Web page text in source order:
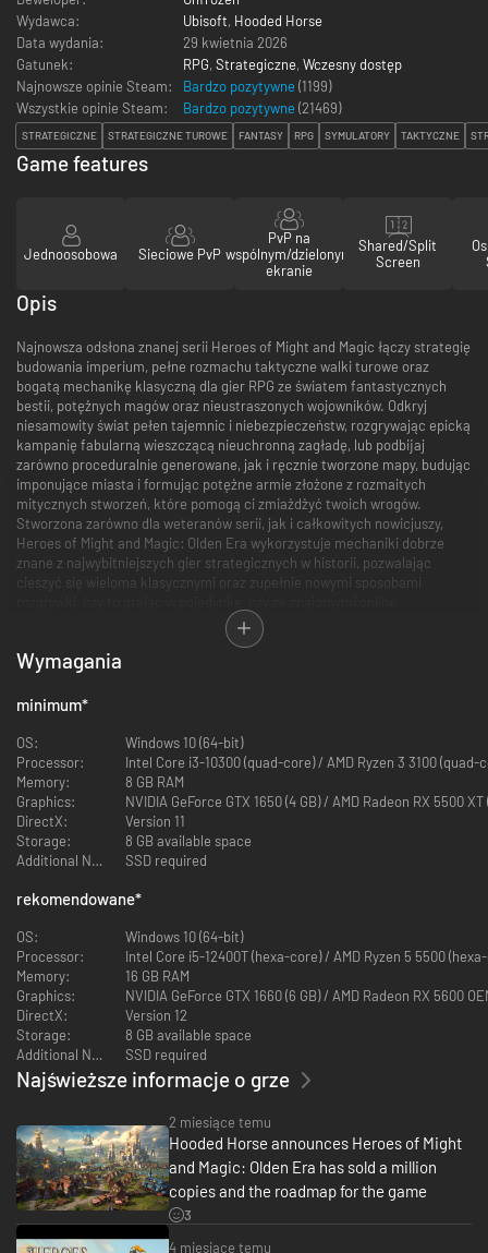
Wydawca:
Ubisoft, Hooded Horse
Data wydania:
29 kwietnia 2026
Gatunek:
RPG, Strategiczne, Wczesny dostęp
Najnowsze opinie Steam:
Bardzo pozytywne (1199)
Wszystkie opinie Steam:
Bardzo pozytywne (21469)
STRATEGICZNE STRATEGICZNE TUROWE FANTASY RPG SYMULATORY TAKTYCZNE
Game features
Jednoosobowa Sieciowe PvP
PvP na
wspólnym/dzielonym
ekranie
Shared/Split
Screen
Opis
Najnowsza odsłona znanej serii Heroes of Might and Magic łączy strategię
budowania imperium, pełne rozmachu taktyczne walki turowe oraz
bogatą mechanikę klasyczną dla gier RPG ze światem fantastycznych
bestii, potężnych magów oraz nieustraszonych wojowników. Odkryj
niesamowity świat pełen tajemnic i niebezpieczeństw, rozgrywając epicką
kampanię fabularną wieszczącą nieuchronną zagładę, lub podbijaj
zarówno proceduralnie generowane, jak i ręcznie tworzone mapy, budując
imponujące miasta i formując potężne armie złożone z rozmaitych
mitycznych stworzeń, które pomogą ci zmiażdżyć twoich wrogów.
Stworzona zarówno dla weteranów serii, jak i całkowitych nowicjuszy,
Heroes of Might and Magic: Olden Era wykorzystuje mechaniki dobrze
znane z najwybitniejszych gier strategicznych w historii, pozwalając
cieszyć się wieloma klasycznymi oraz zupełnie nowymi sposobami
Wybieraj sojuszników spomiędzy sześciu potężnych frakcji, by zapewnić
sobie zwycięstwo w świecie, w którym dzielni bohaterowie dowodzą
armiami składającymi się z mocarnych wojowników oraz magicznych
stworzeń. Od rycerzy służących Świątyni i władających mocami żywiołów
istot zamieszkujących Knieję po ziejące ogniem smoki charakterystyczne
dla Lochu oraz ożywione trupy na usługach Nekropolii, każda frakcja
wprowadza na pole bitwy swoje własne, wyjątkowe jednostki oraz
bohaterów.
Każda frakcja w grze Olden Era posiada wiele różnych, wyjątkowych
jednostek, które możesz dopasować do swojego stylu gry oraz
preferencji strategicznych. Czy zechcesz ustawić na czele swojej
armii śmiertelnie niebezpieczne, lecz kruche wampiry i lisze,
mogące uszczuplać siły wrogów wraz z każdym atakiem oraz
wysysać ich siły życiowe, by ożywiać poległych towarzyszy broni? A
może wolisz solidniejszych wojowników, takich jak szlachetne gryfy
Wymagania
minimum*
OS:
Windows 10 (64-bit)
Processor:
Intel Core i3-10300 (quad-core) / AMD Ryzen 3 3100 (quad-
Memory:
8 GB RAM
Graphics:
NVIDIA GeForce GTX 1650 (4 GB) / AMD Radeon RX 5500
DirectX:
Version 11
Storage:
8 GB available space
Additional Notes:
SSD required
rekomendowane*
OS:
Windows 10 (64-bit)
Processor:
Intel Core i5-12400T (hexa-core) / AMD Ryzen 5 5500
Memory:
16 GB RAM
Graphics:
NVIDIA GeForce GTX 1660 (6 GB) / AMD Radeon RX 5600
DirectX:
Version 12
Storage:
8 GB available space
Additional Notes:
SSD required
Najświeższe informacje o grze
2 miesiące temu
Hooded Horse announces Heroes of Might
and Magic: Olden Era has sold a million
copies and the roadmap for the game
3
4 miesiące temu